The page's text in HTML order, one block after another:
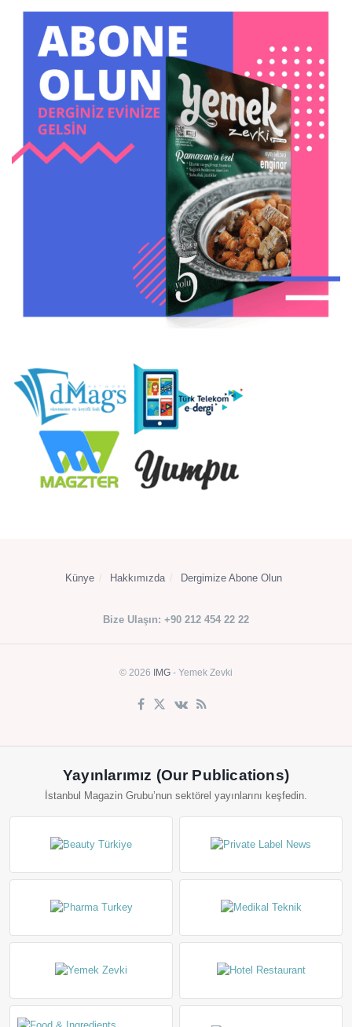
Künye Hakkımızda Dergimize Abone Olun
Bize Ulaşın: +90 212 454 22 22
© 2026 IMG - Yemek Zevki
Yayınlarımız (Our Publications)
İstanbul Magazin Grubu’nun sektörel yayınlarını keşfedin.